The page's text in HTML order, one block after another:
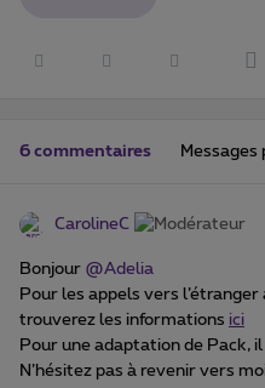
6 commentaires Messages
CarolineC
Bonjour @Adelia
Pour les appels vers
trouverez les informations ici
Pour une adaptation de Pack,
N’hésitez pas à revenir vers